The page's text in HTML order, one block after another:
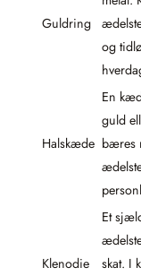
Guldring
og
Halskæde
En
guld
bæres
Klenodie
Et
skat. I